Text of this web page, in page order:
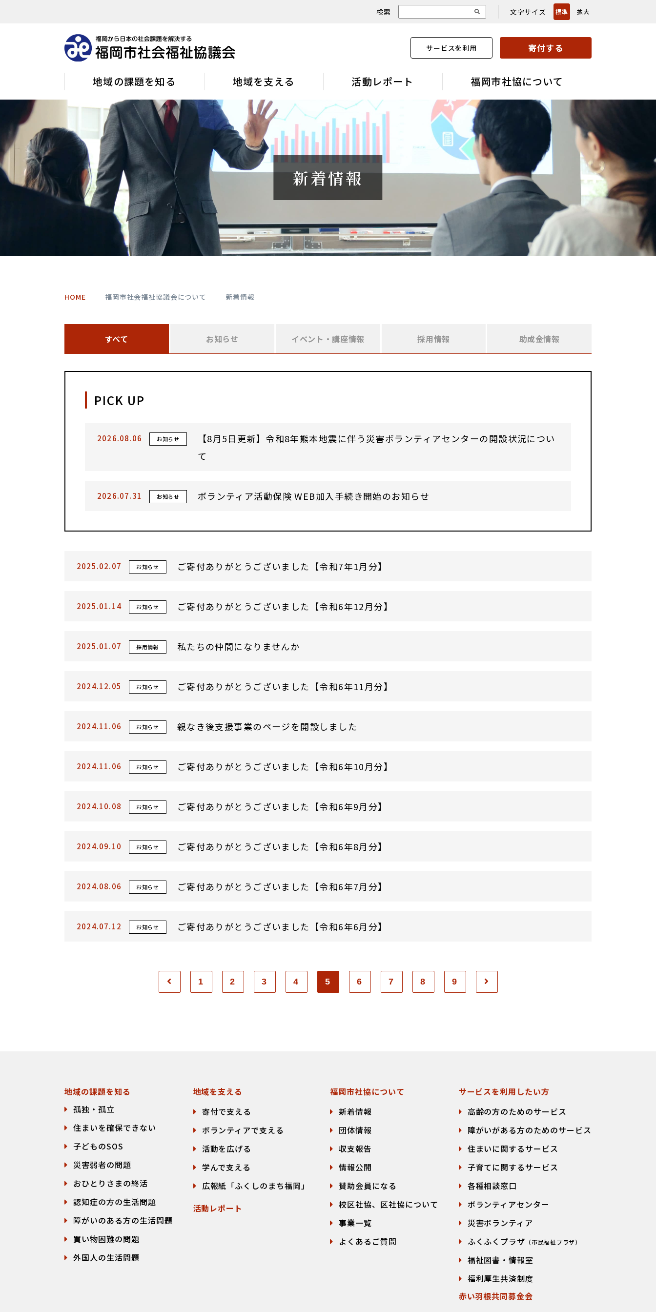
検索 文字サイズ 標準 拡大
サービスを利用 寄付する
地域の課題を知る 地域を支える 活動レポート 福岡市社協について
新着情報
HOME 福岡市社会福祉協議会について 新着情報
すべて お知らせ イベント・講座情報 採用情報 助成金情報
PICK UP
2026.08.06 お知らせ
【8月5日更新】令和8年熊本地震に伴う災害ボランティアセンターの開設状況につい
て
2026.07.31 お知らせ ボランティア活動保険 WEB加入手続き開始のお知らせ
2025.02.07 お知らせ ご寄付ありがとうございました【令和7年1月分】
2025.01.14 お知らせ ご寄付ありがとうございました【令和6年12月分】
2025.01.07 採用情報 私たちの仲間になりませんか
2024.12.05 お知らせ ご寄付ありがとうございました【令和6年11月分】
2024.11.06 お知らせ 親なき後支援事業のページを開設しました
2024.11.06 お知らせ ご寄付ありがとうございました【令和6年10月分】
2024.10.08 お知らせ ご寄付ありがとうございました【令和6年9月分】
2024.09.10 お知らせ ご寄付ありがとうございました【令和6年8月分】
2024.08.06 お知らせ ご寄付ありがとうございました【令和6年7月分】
2024.07.12 お知らせ ご寄付ありがとうございました【令和6年6月分】
1 2 3 4 5 6 7 8 9
地域の課題を知る
孤独・孤立
住まいを確保できない
子どものSOS
災害弱者の問題
おひとりさまの終活
認知症の方の生活問題
障がいのある方の生活問題
買い物困難の問題
外国人の生活問題
地域を支える
寄付で支える
ボランティアで支える
活動を広げる
学んで支える
広報紙「ふくしのまち福岡」
活動レポート
福岡市社協について
新着情報
団体情報
収支報告
情報公開
賛助会員になる
校区社協、区社協について
事業一覧
よくあるご質問
サービスを利用したい方
高齢の方のためのサービス
障がいがある方のためのサービス
住まいに関するサービス
子育てに関するサービス
各種相談窓口
ボランティアセンター
災害ボランティア
ふくふくプラザ （市民福祉プラザ）
福祉図書・情報室
福利厚生共済制度
赤い羽根共同募金会